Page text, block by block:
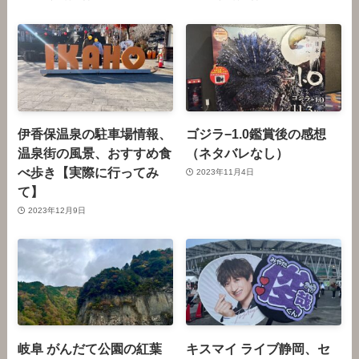
伊香保温泉の駐車場情報、
温泉街の風景、おすすめ食
べ歩き【実際に行ってみ
て】
2023年12月9日
ゴジラ−1.0鑑賞後の感想
（ネタバレなし）
2023年11月4日
岐阜 がんだて公園の紅葉 キスマイ ライブ静岡、セ